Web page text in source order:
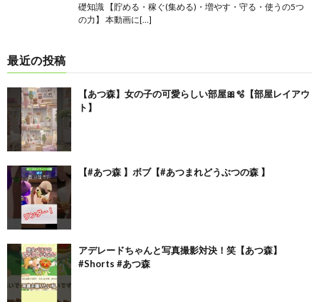
礎知識 【貯める・稼ぐ(集める)・増やす・守る・使うの5つ
の力】 本動画に[…]
最近の投稿
【あつ森】女の子の可愛らしい部屋🎀🫧【部屋レイアウ
ト】
【#あつ森 】ボブ【#あつまれどうぶつの森 】
アデレードちゃんと写真撮影対決！笑【あつ森】
#Shorts #あつ森